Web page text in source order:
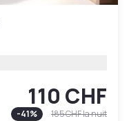
110 CHF
-41% 185 CHFla nuit